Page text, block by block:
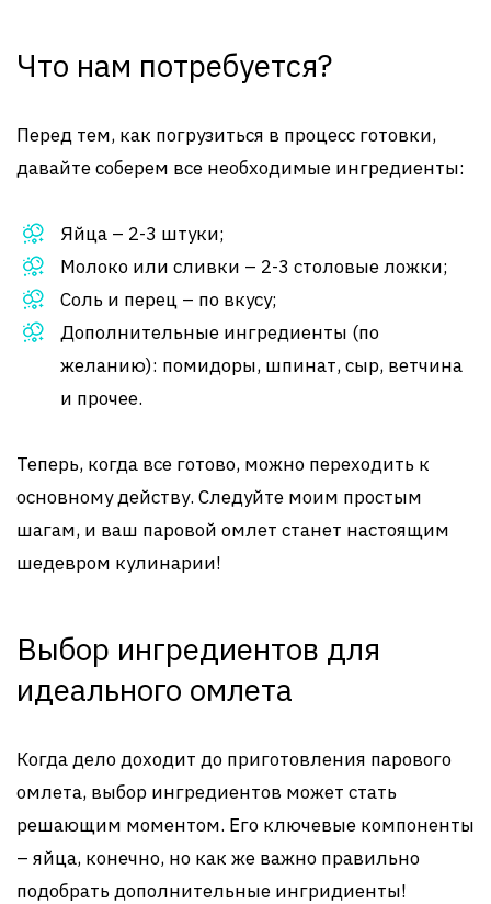
Что нам потребуется?
Перед тем, как погрузиться в процесс готовки,
давайте соберем все необходимые ингредиенты:
Яйца – 2-3 штуки;
Молоко или сливки – 2-3 столовые ложки;
Соль и перец – по вкусу;
Дополнительные ингредиенты (по
желанию): помидоры, шпинат, сыр, ветчина
и прочее.
Теперь, когда все готово, можно переходить к
основному действу. Следуйте моим простым
шагам, и ваш паровой омлет станет настоящим
шедевром кулинарии!
Выбор ингредиентов для
идеального омлета
Когда дело доходит до приготовления парового
омлета, выбор ингредиентов может стать
решающим моментом. Его ключевые компоненты
– яйца, конечно, но как же важно правильно
подобрать дополнительные ингридиенты!